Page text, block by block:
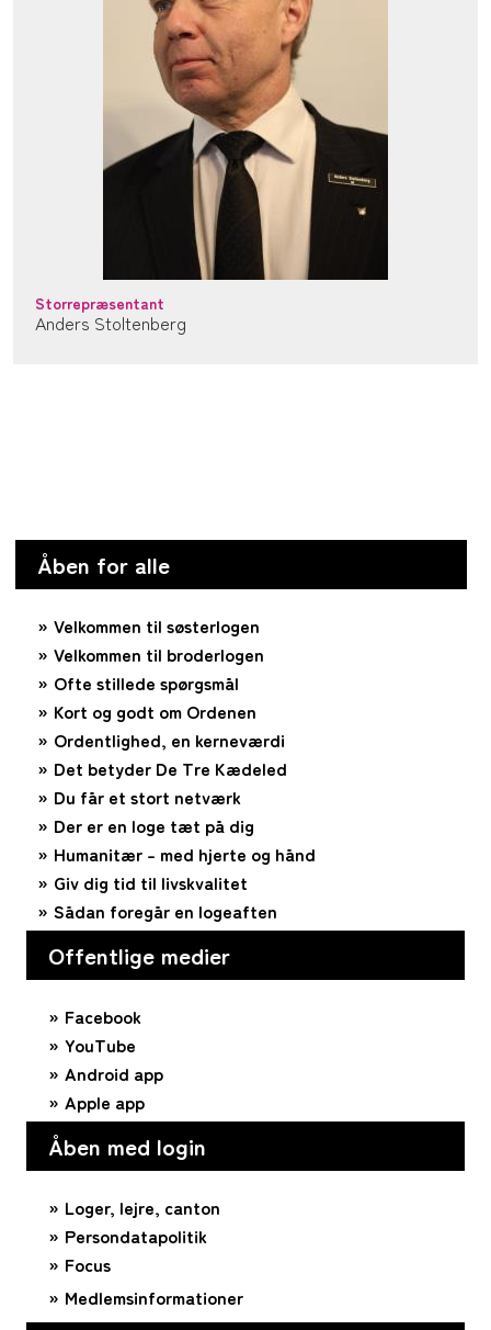
Storrepræsentant
Anders Stoltenberg
Åben for alle
Velkommen til søsterlogen
Velkommen til broderlogen
Ofte stillede spørgsmål
Kort og godt om Ordenen
Ordentlighed, en kerneværdi
Det betyder De Tre Kædeled
Du får et stort netværk
Der er en loge tæt på dig
Humanitær – med hjerte og hånd
Giv dig tid til livskvalitet
Sådan foregår en logeaften
Offentlige medier
Facebook
YouTube
Android app
Apple app
Åben med login
Loger, lejre, canton
Persondatapolitik
Focus
Medlemsinformationer